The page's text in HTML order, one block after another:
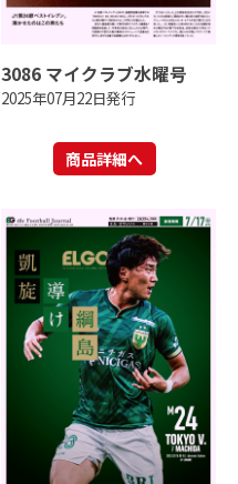
3086 マイクラブ水曜号
2025年07月22日発行
商品詳細へ